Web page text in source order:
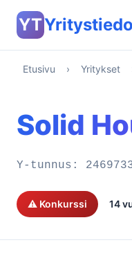
YT
Etusivu › Yritykset
Solid
Y-tunnus:
⚠️ Konkurssi 14